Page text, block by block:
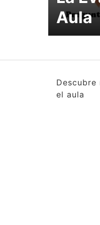
Aula
el aula